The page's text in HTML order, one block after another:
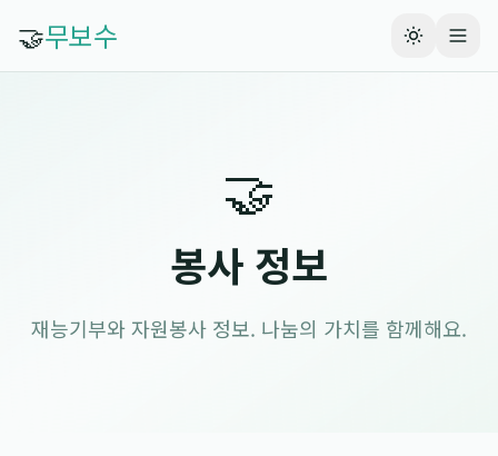
🤝무보수
🤝
봉사 정보
재능기부와 자원봉사 정보. 나눔의 가치를 함께해요.